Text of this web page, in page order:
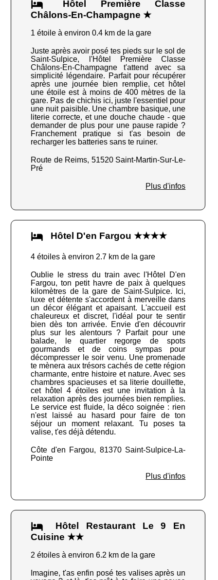
Hôtel Première Classe
Châlons-En-Champagne ★
1 étoile à environ 0.4 km de la gare
Juste après avoir posé tes pieds sur le sol de
Saint-Sulpice, l'Hôtel Première Classe
Châlons-En-Champagne t'attend avec sa
simplicité légendaire. Parfait pour récupérer
après une journée bien remplie, cet hôtel
une étoile est à moins de 400 mètres de la
gare. Pas de chichis ici, juste l'essentiel pour
une nuit paisible. Une chambre basique, une
literie correcte, et une douche chaude - que
demander de plus pour une pause rapide ?
Franchement pratique si t'as besoin de
recharger les batteries sans te ruiner.
Route de Reims, 51520 Saint-Martin-Sur-Le-
Pré
Plus d'infos
Hôtel D'en Fargou ★★★★
4 étoiles à environ 2.7 km de la gare
Oublie le stress du train avec l'Hôtel D'en
Fargou, ton petit havre de paix à quelques
kilomètres de la gare de Saint-Sulpice. Ici,
luxe et détente s'accordent à merveille dans
un décor élégant et apaisant. L'accueil est
chaleureux et discret, l'idéal pour te sentir
bien dès ton arrivée. Envie d'en découvrir
plus sur les alentours ? Parfait pour une
balade, le quartier regorge de spots
gourmands et de coins sympas pour
décompresser le soir venu. Une promenade
te mènera aux trésors cachés de cette région
charmante, entre histoire et nature. Avec ses
chambres spacieuses et sa literie douillette,
cet hôtel 4 étoiles est une invitation à la
relaxation après des journées bien remplies.
Le service est fluide, la déco soignée : rien
n'est laissé au hasard pour faire de ton
séjour un moment relaxant. Tu poses ta
valise, t'es déjà détendu.
Côte d'en Fargou, 81370 Saint-Sulpice-La-
Pointe
Plus d'infos
Hôtel Restaurant Le 9 En
Cuisine ★★
2 étoiles à environ 6.2 km de la gare
Imagine, t'as enfin posé tes valises après un